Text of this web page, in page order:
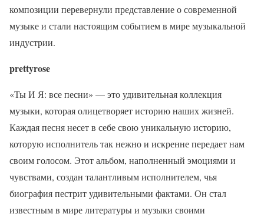
композиции перевернули представление о современной
музыке и стали настоящим событием в мире музыкальной
индустрии.
prettyrose
«Ты И Я: все песни» — это удивительная коллекция
музыки, которая олицетворяет историю наших жизней.
Каждая песня несет в себе свою уникальную историю,
которую исполнитель так нежно и искренне передает нам
своим голосом. Этот альбом, наполненный эмоциями и
чувствами, создан талантливым исполнителем, чья
биография пестрит удивительными фактами. Он стал
известным в мире литературы и музыки своими